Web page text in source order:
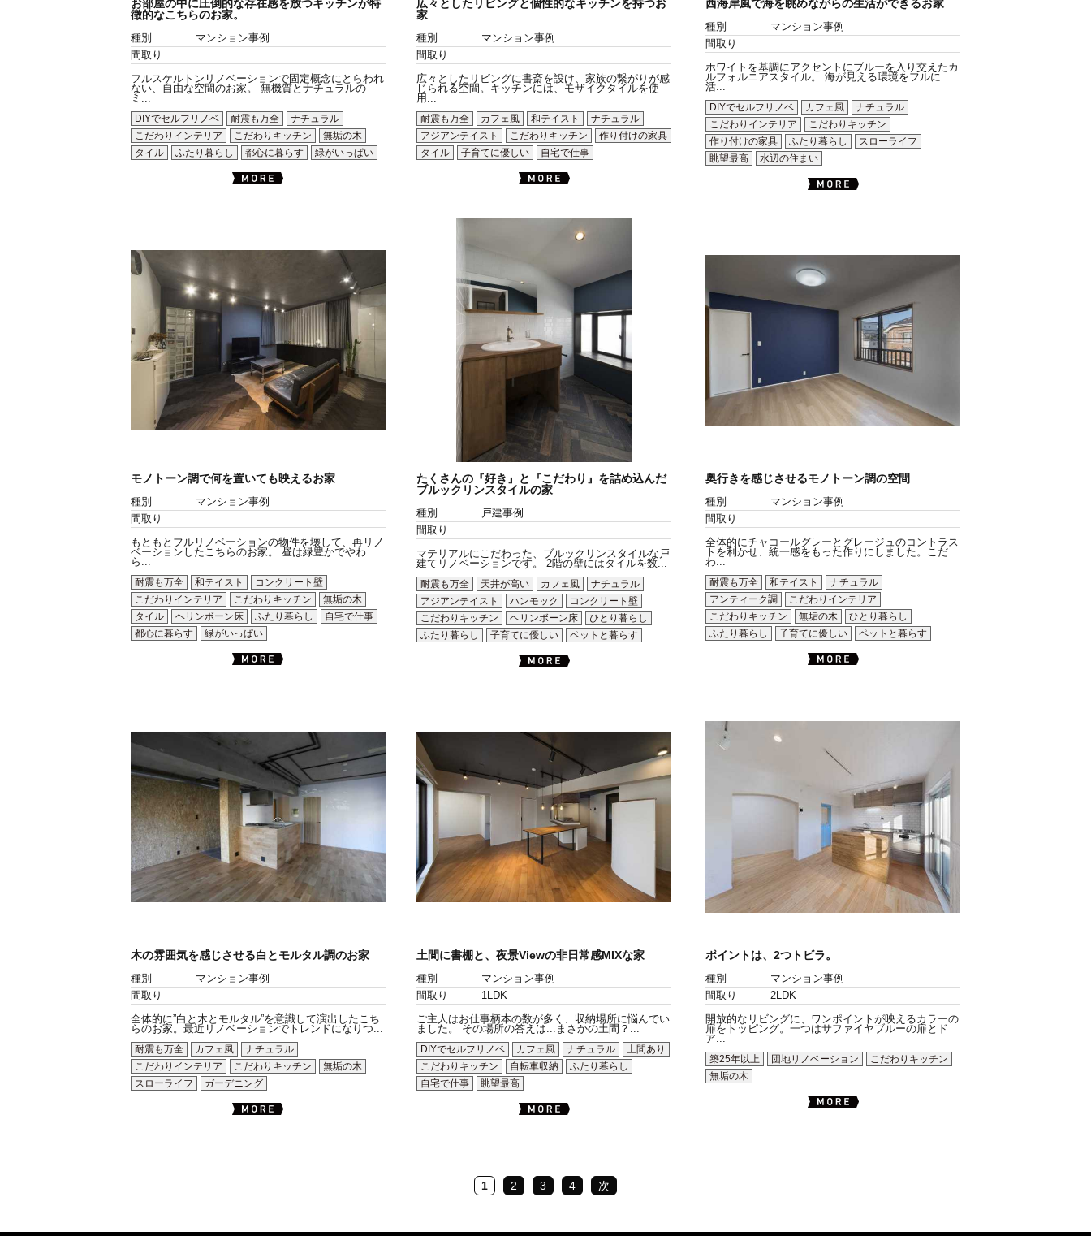
お部屋の中に圧倒的な存在感を放つキッチンが特
徴的なこちらのお家。
種別
マンション事例
間取り
フルスケルトンリノベーションで固定概念にとらわれ
ない、自由な空間のお家。 無機質とナチュラルの
ミ...
DIYでセルフリノベ
耐震も万全
ナチュラル
こだわりインテリア
こだわりキッチン
無垢の木
タイル
ふたり暮らし 都心に暮らす 緑がいっぱい
広々としたリビングと個性的なキッチンを持つお
家
種別
マンション事例
間取り
広々としたリビングに書斎を設け、家族の繋がりが感
じられる空間。キッチンには、モザイクタイルを使
用...
耐震も万全
カフェ風 和テイスト
ナチュラル
アジアンテイスト
こだわりキッチン
作り付けの家具
タイル
子育てに優しい 自宅で仕事
西海岸風で海を眺めながらの生活ができるお家
種別
マンション事例
間取り
ホワイトを基調にアクセントにブルーを入り交えたカ
ルフォルニアスタイル。 海が見える環境をフルに
活...
DIYでセルフリノベ
カフェ風
ナチュラル
こだわりインテリア
こだわりキッチン
作り付けの家具
ふたり暮らし
スローライフ
眺望最高
水辺の住まい
モノトーン調で何を置いても映えるお家
種別
マンション事例
間取り
もともとフルリノベーションの物件を壊して、再リノ
ベーションしたこちらのお家。 昼は緑豊かでやわ
ら...
耐震も万全
和テイスト
コンクリート壁
こだわりインテリア
こだわりキッチン
無垢の木
タイル
ヘリンボーン床 ふたり暮らし
自宅で仕事
都心に暮らす
緑がいっぱい
たくさんの『好き』と『こだわり』を詰め込んだ
ブルックリンスタイルの家
種別
戸建事例
間取り
マテリアルにこだわった、ブルックリンスタイルな戸
建てリノベーションです。 2階の壁にはタイルを数...
耐震も万全
天井が高い カフェ風
ナチュラル
アジアンテイスト
ハンモック
コンクリート壁
こだわりキッチン
ヘリンボーン床
ひとり暮らし
ふたり暮らし
子育てに優しい ペットと暮らす
奥行きを感じさせるモノトーン調の空間
種別
マンション事例
間取り
全体的にチャコールグレーとグレージュのコントラス
トを利かせ、統一感をもった作りにしました。こだ
わ...
耐震も万全
和テイスト
ナチュラル
アンティーク調
こだわりインテリア
こだわりキッチン
無垢の木
ひとり暮らし
ふたり暮らし
子育てに優しい ペットと暮らす
木の雰囲気を感じさせる白とモルタル調のお家
種別
マンション事例
間取り
全体的に”白と木とモルタル”を意識して演出したこち
らのお家。最近リノベーションでトレンドになりつ...
耐震も万全
カフェ風
ナチュラル
こだわりインテリア
こだわりキッチン
無垢の木
スローライフ
ガーデニング
土間に書棚と、夜景Viewの非日常感MIXな家
種別
マンション事例
間取り
1LDK
ご主人はお仕事柄本の数が多く、収納場所に悩んでい
ました。 その場所の答えは...まさかの土間？...
DIYでセルフリノベ
カフェ風 ナチュラル
土間あり
こだわりキッチン
自転車収納
ふたり暮らし
自宅で仕事
眺望最高
ポイントは、2つトビラ。
種別
マンション事例
間取り
2LDK
開放的なリビングに、ワンポイントが映えるカラーの
扉をトッピング。一つはサファイヤブルーの扉とド
ア...
築25年以上
団地リノベーション
こだわりキッチン
無垢の木
1 2 3 4 次